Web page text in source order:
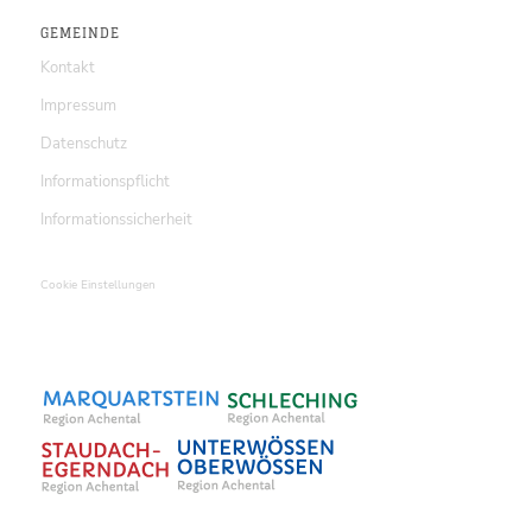
GEMEINDE
Kontakt
Impressum
Datenschutz
Informationspflicht
Informationssicherheit
Cookie Einstellungen